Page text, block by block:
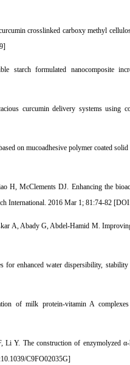
crosslinked carboxy methyl
]
formulated nanocomposite
curcumin delivery systems using
on mucoadhesive polymer coated
McClements DJ. Enhancing the
International. 2016 Mar 1; 81:74-82 [
A, Abady G, Abdel-Hamid M.
enhanced water dispersibility,
of milk protein-vitamin A
The construction of enzymolyzed α-
C9FO02035G]